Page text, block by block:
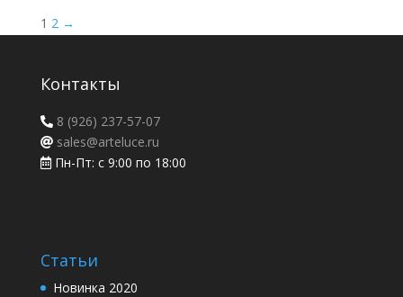
1 2 →
Контакты
8 (926) 237-57-07
sales@arteluce.ru
Пн-Пт: с 9:00 по 18:00
Статьи
Новинка 2020